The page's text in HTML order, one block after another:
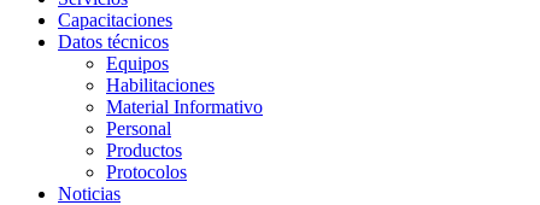
Capacitaciones
Datos técnicos
Equipos
Habilitaciones
Material Informativo
Personal
Productos
Protocolos
Noticias